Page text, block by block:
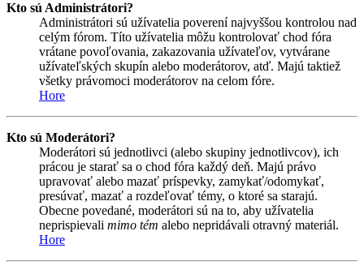
Kto sú Administrátori?
Administrátori sú užívatelia poverení najvyššou kontrolou nad
celým fórom. Títo užívatelia môžu kontrolovať chod fóra
vrátane povoľovania, zakazovania užívateľov, vytvárane
užívateľských skupín alebo moderátorov, atď. Majú taktiež
všetky právomoci moderátorov na celom fóre.
Hore
Kto sú Moderátori?
Moderátori sú jednotlivci (alebo skupiny jednotlivcov), ich
prácou je starať sa o chod fóra každý deň. Majú právo
upravovať alebo mazať príspevky, zamykať/odomykať,
presúvať, mazať a rozdeľovať témy, o ktoré sa starajú.
Obecne povedané, moderátori sú na to, aby užívatelia
neprispievali mimo tém alebo nepridávali otravný materiál.
Hore